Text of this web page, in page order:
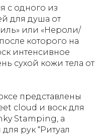
с одного из
для душа от
или «Нероли/
которого на
интенсивное
сухой кожи тела от
представлены
cloud и воск для
Stamping, а
рук “Ритуал